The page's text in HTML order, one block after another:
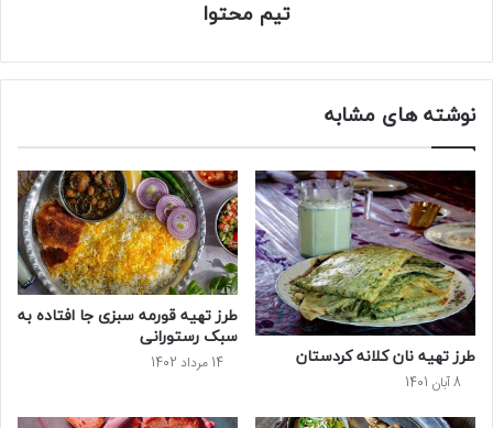
تیم محتوا
نوشته های مشابه
طرز تهیه نان کلانه کردستان
8 آبان 1401
طرز تهیه قورمه سبزی جا افتاده به
سبک رستورانی
14 مرداد 1402